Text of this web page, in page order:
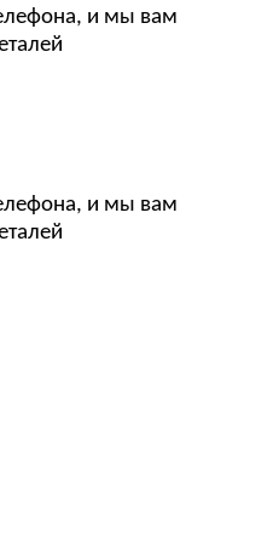
и мы вам
и мы вам